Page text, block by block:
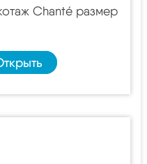
Chanté размер